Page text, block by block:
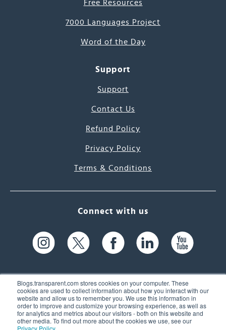
Blogs.transparent.com stores cookies on your computer. These
cookies are used to collect information about how you interact with our
website and allow us to remember you. We use this information in
order to improve and customize your browsing experience, as well as
for analytics and metrics about our visitors - both on this website and
other media. To find out more about the cookies we use, see our
Privacy Policy.
Free Resources
7000 Languages Project
Word of the Day
Support
Support
Contact Us
Refund Policy
Privacy Policy
Terms & Conditions
Connect with us
61 Spit Brook Rd, Suite 104,
Nashua, NH 03060 USA